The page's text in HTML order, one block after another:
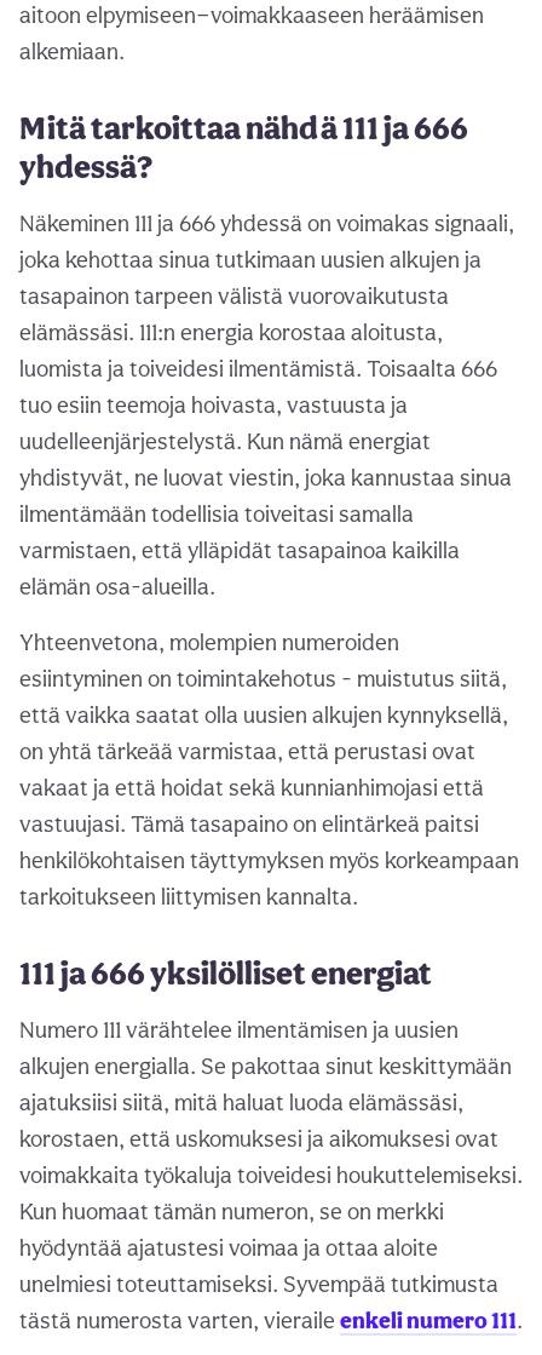
aitoon elpymiseen—voimakkaaseen heräämisen
alkemiaan.
Mitä tarkoittaa nähdä 111 ja 666
yhdessä?
Näkeminen 111 ja 666 yhdessä on voimakas signaali,
joka kehottaa sinua tutkimaan uusien alkujen ja
tasapainon tarpeen välistä vuorovaikutusta
elämässäsi. 111:n energia korostaa aloitusta,
luomista ja toiveidesi ilmentämistä. Toisaalta 666
tuo esiin teemoja hoivasta, vastuusta ja
uudelleenjärjestelystä. Kun nämä energiat
yhdistyvät, ne luovat viestin, joka kannustaa sinua
ilmentämään todellisia toiveitasi samalla
varmistaen, että ylläpidät tasapainoa kaikilla
elämän osa-alueilla.
Yhteenvetona, molempien numeroiden
esiintyminen on toimintakehotus - muistutus siitä,
että vaikka saatat olla uusien alkujen kynnyksellä,
on yhtä tärkeää varmistaa, että perustasi ovat
vakaat ja että hoidat sekä kunnianhimojasi että
vastuujasi. Tämä tasapaino on elintärkeä paitsi
henkilökohtaisen täyttymyksen myös korkeampaan
tarkoitukseen liittymisen kannalta.
111 ja 666 yksilölliset energiat
Numero 111 värähtelee ilmentämisen ja uusien
alkujen energialla. Se pakottaa sinut keskittymään
ajatuksiisi siitä, mitä haluat luoda elämässäsi,
korostaen, että uskomuksesi ja aikomuksesi ovat
voimakkaita työkaluja toiveidesi houkuttelemiseksi.
Kun huomaat tämän numeron, se on merkki
hyödyntää ajatustesi voimaa ja ottaa aloite
unelmiesi toteuttamiseksi. Syvempää tutkimusta
tästä numerosta varten, vieraile enkeli numero 111.